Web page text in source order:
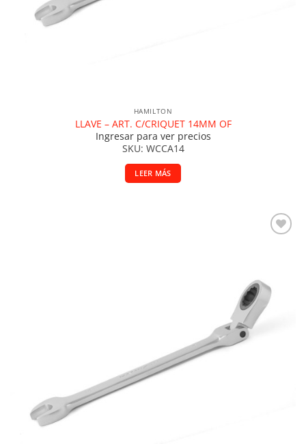
HAMILTON
LLAVE – ART. C/CRIQUET 14MM OF
Ingresar para ver precios
SKU: WCCA14
LEER MÁS